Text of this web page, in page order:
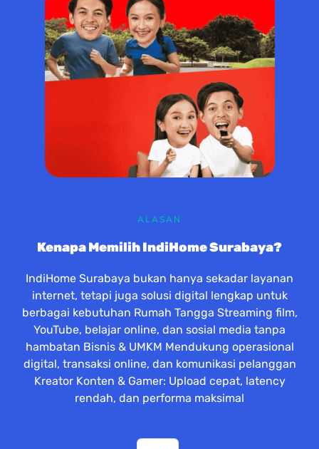
ALASAN
Kenapa Memilih IndiHome Surabaya?
IndiHome Surabaya bukan hanya sekadar layanan
internet, tetapi juga solusi digital lengkap untuk
berbagai kebutuhan Rumah Tangga Streaming film,
YouTube, belajar online, dan sosial media tanpa
hambatan Bisnis & UMKM Mendukung operasional
digital, transaksi online, dan komunikasi pelanggan
Kreator Konten & Gamer: Upload cepat, latency
rendah, dan performa maksimal